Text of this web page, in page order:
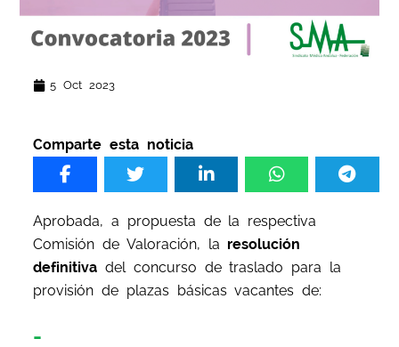
5 Oct 2023
Comparte esta noticia
Aprobada, a propuesta de la respectiva
Comisión de Valoración, la resolución
definitivadel concurso de traslado para la
provisión de plazas básicas vacantes de: